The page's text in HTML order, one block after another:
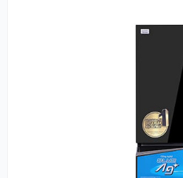
Đánh giá thiết
Panasonic inverter
Điểm ấn tượng đầu tiên khi
(Black Mirror)
thông thường, chất liệu
giúp căn phòng trở nên rộng